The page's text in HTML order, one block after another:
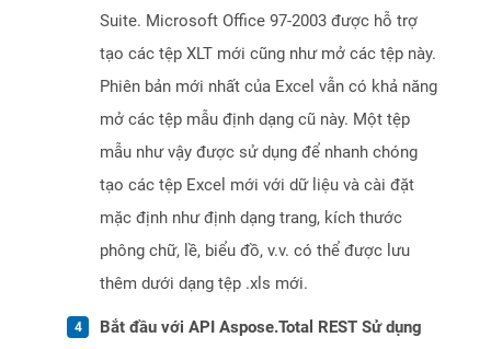
Suite. Microsoft Office 97-2003 được hỗ trợ
tạo các tệp XLT mới cũng như mở các tệp này.
Phiên bản mới nhất của Excel vẫn có khả năng
mở các tệp mẫu định dạng cũ này. Một tệp
mẫu như vậy được sử dụng để nhanh chóng
tạo các tệp Excel mới với dữ liệu và cài đặt
mặc định như định dạng trang, kích thước
phông chữ, lề, biểu đồ, v.v. có thể được lưu
thêm dưới dạng tệp .xls mới.
Bắt đầu với API Aspose.Total REST Sử dụng